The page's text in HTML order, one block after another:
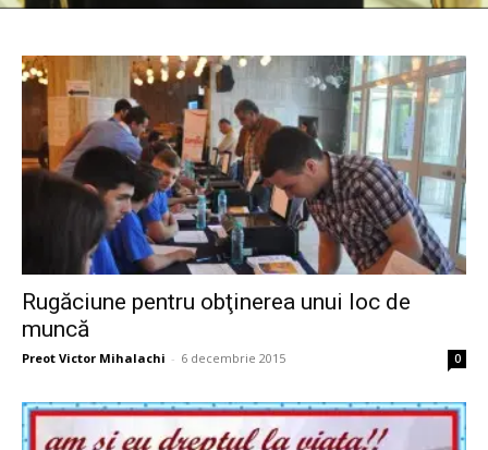
Rugăciune pentru obţinerea unui loc de
muncă
Preot Victor Mihalachi - 6 decembrie 2015 0